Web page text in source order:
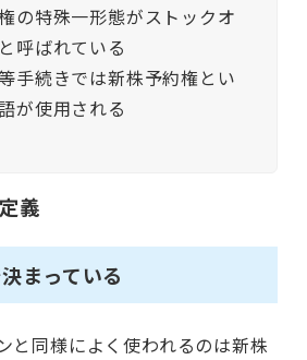
の特殊一形態がストックオ
呼ばれている
手続きでは新株予約権とい
が使用される
義
まっている
と同様によく使われるのは新株